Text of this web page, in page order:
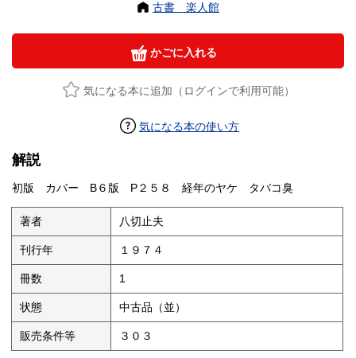
古書 楽人館
かごに入れる
気になる本に追加（ログインで利用可能）
気になる本の使い方
解説
初版 カバー B６版 P２５８ 経年のヤケ タバコ臭
著者 八切止夫
刊行年 １９７４
冊数 1
状態 中古品（並）
販売条件等 ３０３